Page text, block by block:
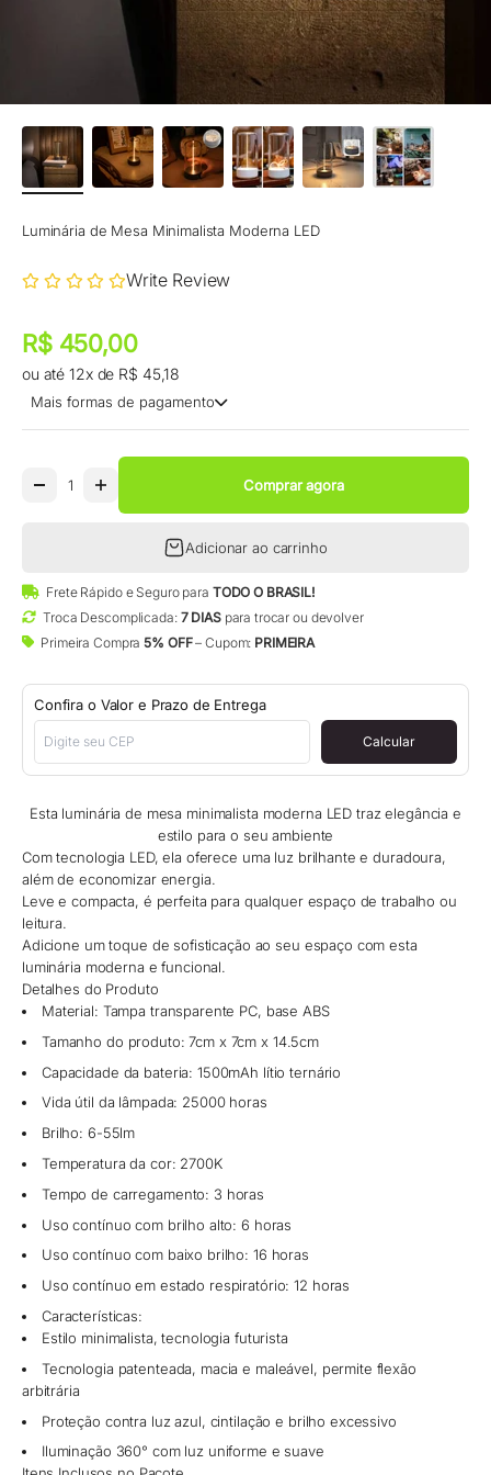
Luminária de Mesa Minimalista Moderna LED
Write Review
Preço promocional
Preço promocional
R$ 450,00
ou até 12x de R$ 45,18
Mais formas de pagamento
Comprar agora
Adicionar ao carrinho
Frete Rápido e Seguro para TODO O BRASIL!
Troca Descomplicada: 7 DIASpara trocar ou devolver
Primeira Compra5% OFF– Cupom: PRIMEIRA
Confira o Valor e Prazo de Entrega
Calcular
Esta luminária de mesa minimalista moderna LED traz elegância e
estilo para o seu ambiente
Com tecnologia LED, ela oferece uma luz brilhante e duradoura,
além de economizar energia.
Leve e compacta, é perfeita para qualquer espaço de trabalho ou
leitura.
Adicione um toque de sofisticação ao seu espaço com esta
luminária moderna e funcional.
Detalhes do Produto
Material: Tampa transparente PC, base ABS
Tamanho do produto: 7cm x 7cm x 14.5cm
Capacidade da bateria: 1500mAh lítio ternário
Vida útil da lâmpada: 25000 horas
Brilho: 6-55lm
Temperatura da cor: 2700K
Tempo de carregamento: 3 horas
Uso contínuo com brilho alto: 6 horas
Uso contínuo com baixo brilho: 16 horas
Uso contínuo em estado respiratório: 12 horas
Características:
Estilo minimalista, tecnologia futurista
Tecnologia patenteada, macia e maleável, permite flexão
arbitrária
Proteção contra luz azul, cintilação e brilho excessivo
Iluminação 360° com luz uniforme e suave